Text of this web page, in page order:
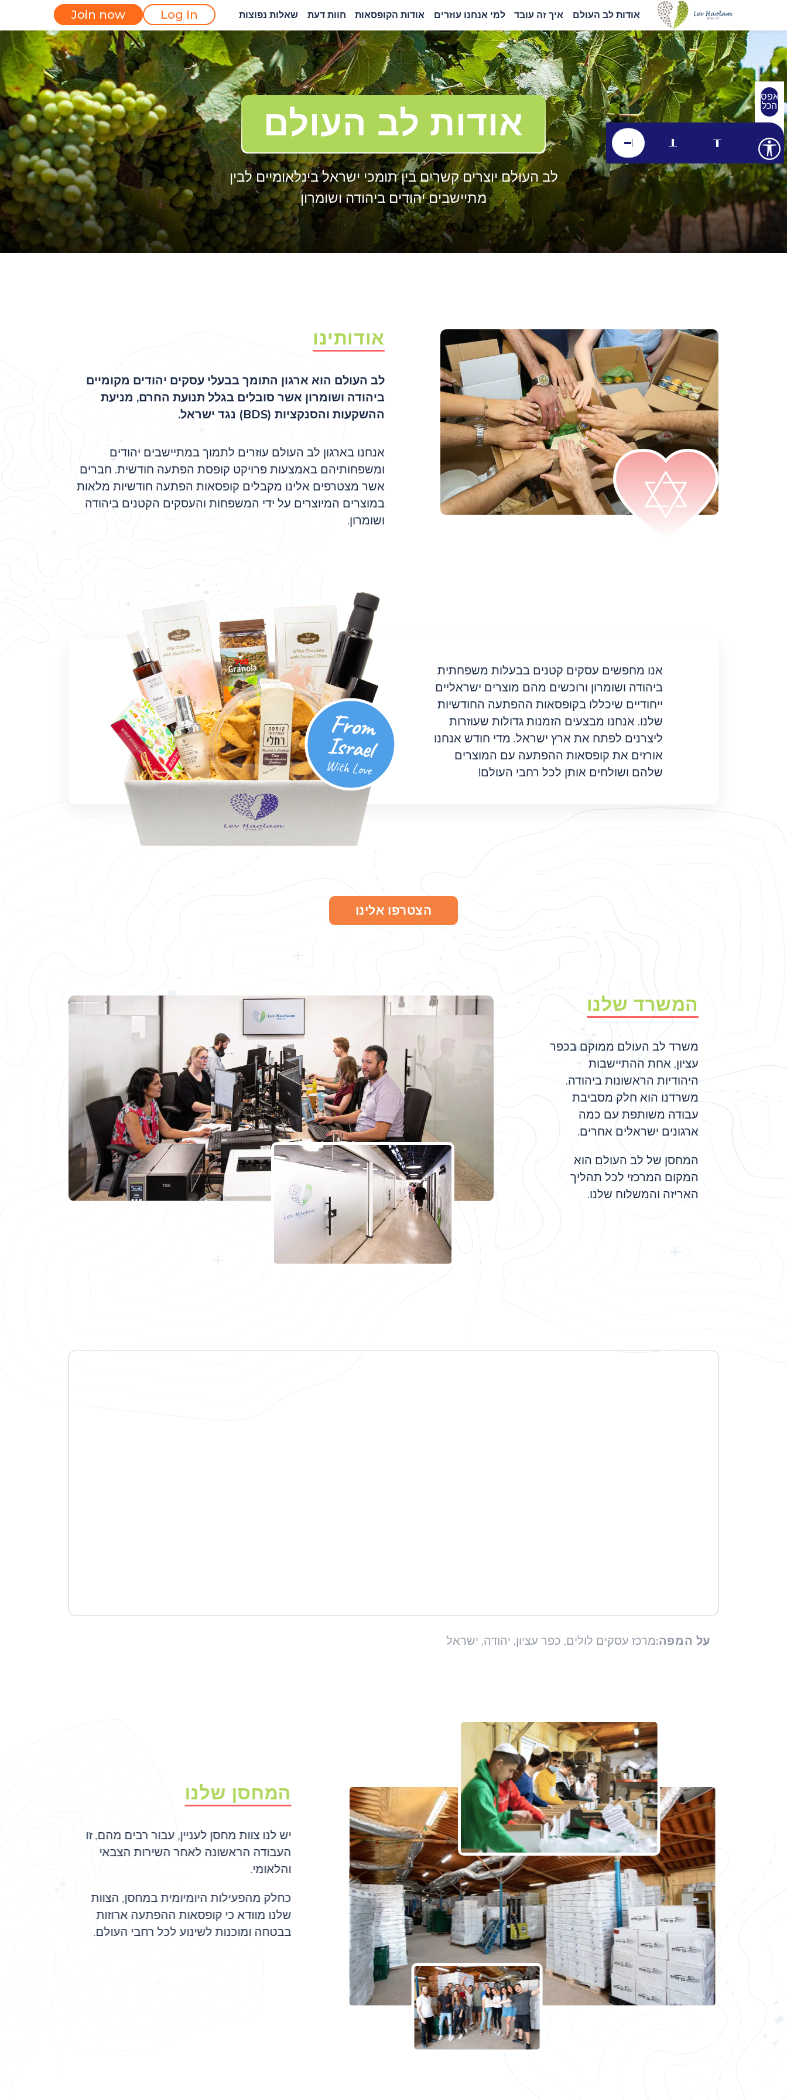
אודות לב העולם איך זה עובד למי אנחנו עוזרים אודות הקופסאות חוות דעת שאלות נפוצות Log In
Join now
אודות לב העולם
לב העולם יוצרים קשרים בין תומכי ישראל בינלאומיים לבין
מתיישבים יהודים ביהודה ושומרון
אודותינו
לב העולם הוא ארגון התומך בבעלי עסקים יהודים מקומיים
ביהודה ושומרון אשר סובלים בגלל תנועת החרם, מניעת
ההשקעות והסנקציות (BDS) נגד ישראל.
אנחנו בארגון לב העולם עוזרים לתמוך במתיישבים יהודים
ומשפחותיהם באמצעות פרויקט קופסת הפתעה חודשית. חברים
אשר מצטרפים אלינו מקבלים קופסאות הפתעה חודשיות מלאות
במוצרים המיוצרים על ידי המשפחות והעסקים הקטנים ביהודה
ושומרון.
אנו מחפשים עסקים קטנים בבעלות משפחתית
ביהודה ושומרון ורוכשים מהם מוצרים ישראליים
ייחודיים שיכללו בקופסאות ההפתעה החודשיות
שלנו. אנחנו מבצעים הזמנות גדולות שעוזרות
ליצרנים לפתח את ארץ ישראל. מדי חודש אנחנו
אורזים את קופסאות ההפתעה עם המוצרים
שלהם ושולחים אותן לכל רחבי העולם!
הצטרפו אלינו
המשרד שלנו
משרד לב העולם ממוקם בכפר
עציון, אחת ההתיישבות
היהודיות הראשונות ביהודה.
משרדנו הוא חלק מסביבת
עבודה משותפת עם כמה
ארגונים ישראלים אחרים.
המחסן של לב העולם הוא
המקום המרכזי לכל תהליך
האריזה והמשלוח שלנו.
על המפה:מרכז עסקים לולים, כפר עציון, יהודה, ישראל
המחסן שלנו
יש לנו צוות מחסן לעניין, עבור רבים מהם, זו
העבודה הראשונה לאחר השירות הצבאי
והלאומי.
כחלק מהפעילות היומיומית במחסן, הצוות
שלנו מוודא כי קופסאות ההפתעה ארוזות
בבטחה ומוכנות לשינוע לכל רחבי העולם.
אפס
הכל